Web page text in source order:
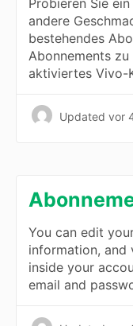
andere
bestehendes
Abonnements
aktiviertes Vivo-
Updated vor
You can edit
information,
inside your
email and